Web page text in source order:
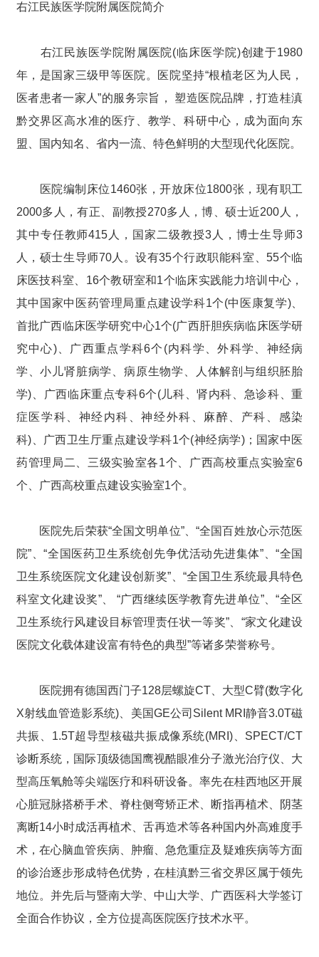
右江民族医学院附属医院简介
右江民族医学院附属医院(临床医学院)创建于1980
年，是国家三级甲等医院。医院坚持“根植老区为人民，
医者患者一家人”的服务宗旨， 塑造医院品牌，打造桂滇
黔交界区高水准的医疗、教学、科研中心，成为面向东
盟、国内知名、省内一流、特色鲜明的大型现代化医院。
医院编制床位1460张，开放床位1800张，现有职工
2000多人，有正、副教授270多人，博、硕士近200人，
其中专任教师415人，国家二级教授3人，博士生导师3
人，硕士生导师70人。设有35个行政职能科室、55个临
床医技科室、16个教研室和1个临床实践能力培训中心，
其中国家中医药管理局重点建设学科1个(中医康复学)、
首批广西临床医学研究中心1个(广西肝胆疾病临床医学研
究中心)、广西重点学科6个(内科学、外科学、神经病
学、小儿肾脏病学、病原生物学、人体解剖与组织胚胎
学)、广西临床重点专科6个(儿科、肾内科、急诊科、重
症医学科、神经内科、神经外科、麻醉、产科、感染
科)、广西卫生厅重点建设学科1个(神经病学)；国家中医
药管理局二、三级实验室各1个、广西高校重点实验室6
个、广西高校重点建设实验室1个。
医院先后荣获“全国文明单位”、“全国百姓放心示范医
院”、“全国医药卫生系统创先争优活动先进集体”、“全国
卫生系统医院文化建设创新奖”、“全国卫生系统最具特色
科室文化建设奖”、 “广西继续医学教育先进单位”、“全区
卫生系统行风建设目标管理责任状一等奖”、“家文化建设
医院文化载体建设富有特色的典型”等诸多荣誉称号。
医院拥有德国西门子128层螺旋CT、大型C臂(数字化
X射线血管造影系统)、美国GE公司Silent MRI静音3.0T磁
共振、1.5T超导型核磁共振成像系统(MRI)、SPECT/CT
诊断系统，国际顶级德国鹰视酷眼准分子激光治疗仪、大
型高压氧舱等尖端医疗和科研设备。率先在桂西地区开展
心脏冠脉搭桥手术、脊柱侧弯矫正术、断指再植术、阴茎
离断14小时成活再植术、舌再造术等各种国内外高难度手
术，在心脑血管疾病、肿瘤、急危重症及疑难疾病等方面
的诊治逐步形成特色优势，在桂滇黔三省交界区属于领先
地位。并先后与暨南大学、中山大学、广西医科大学签订
全面合作协议，全方位提高医院医疗技术水平。